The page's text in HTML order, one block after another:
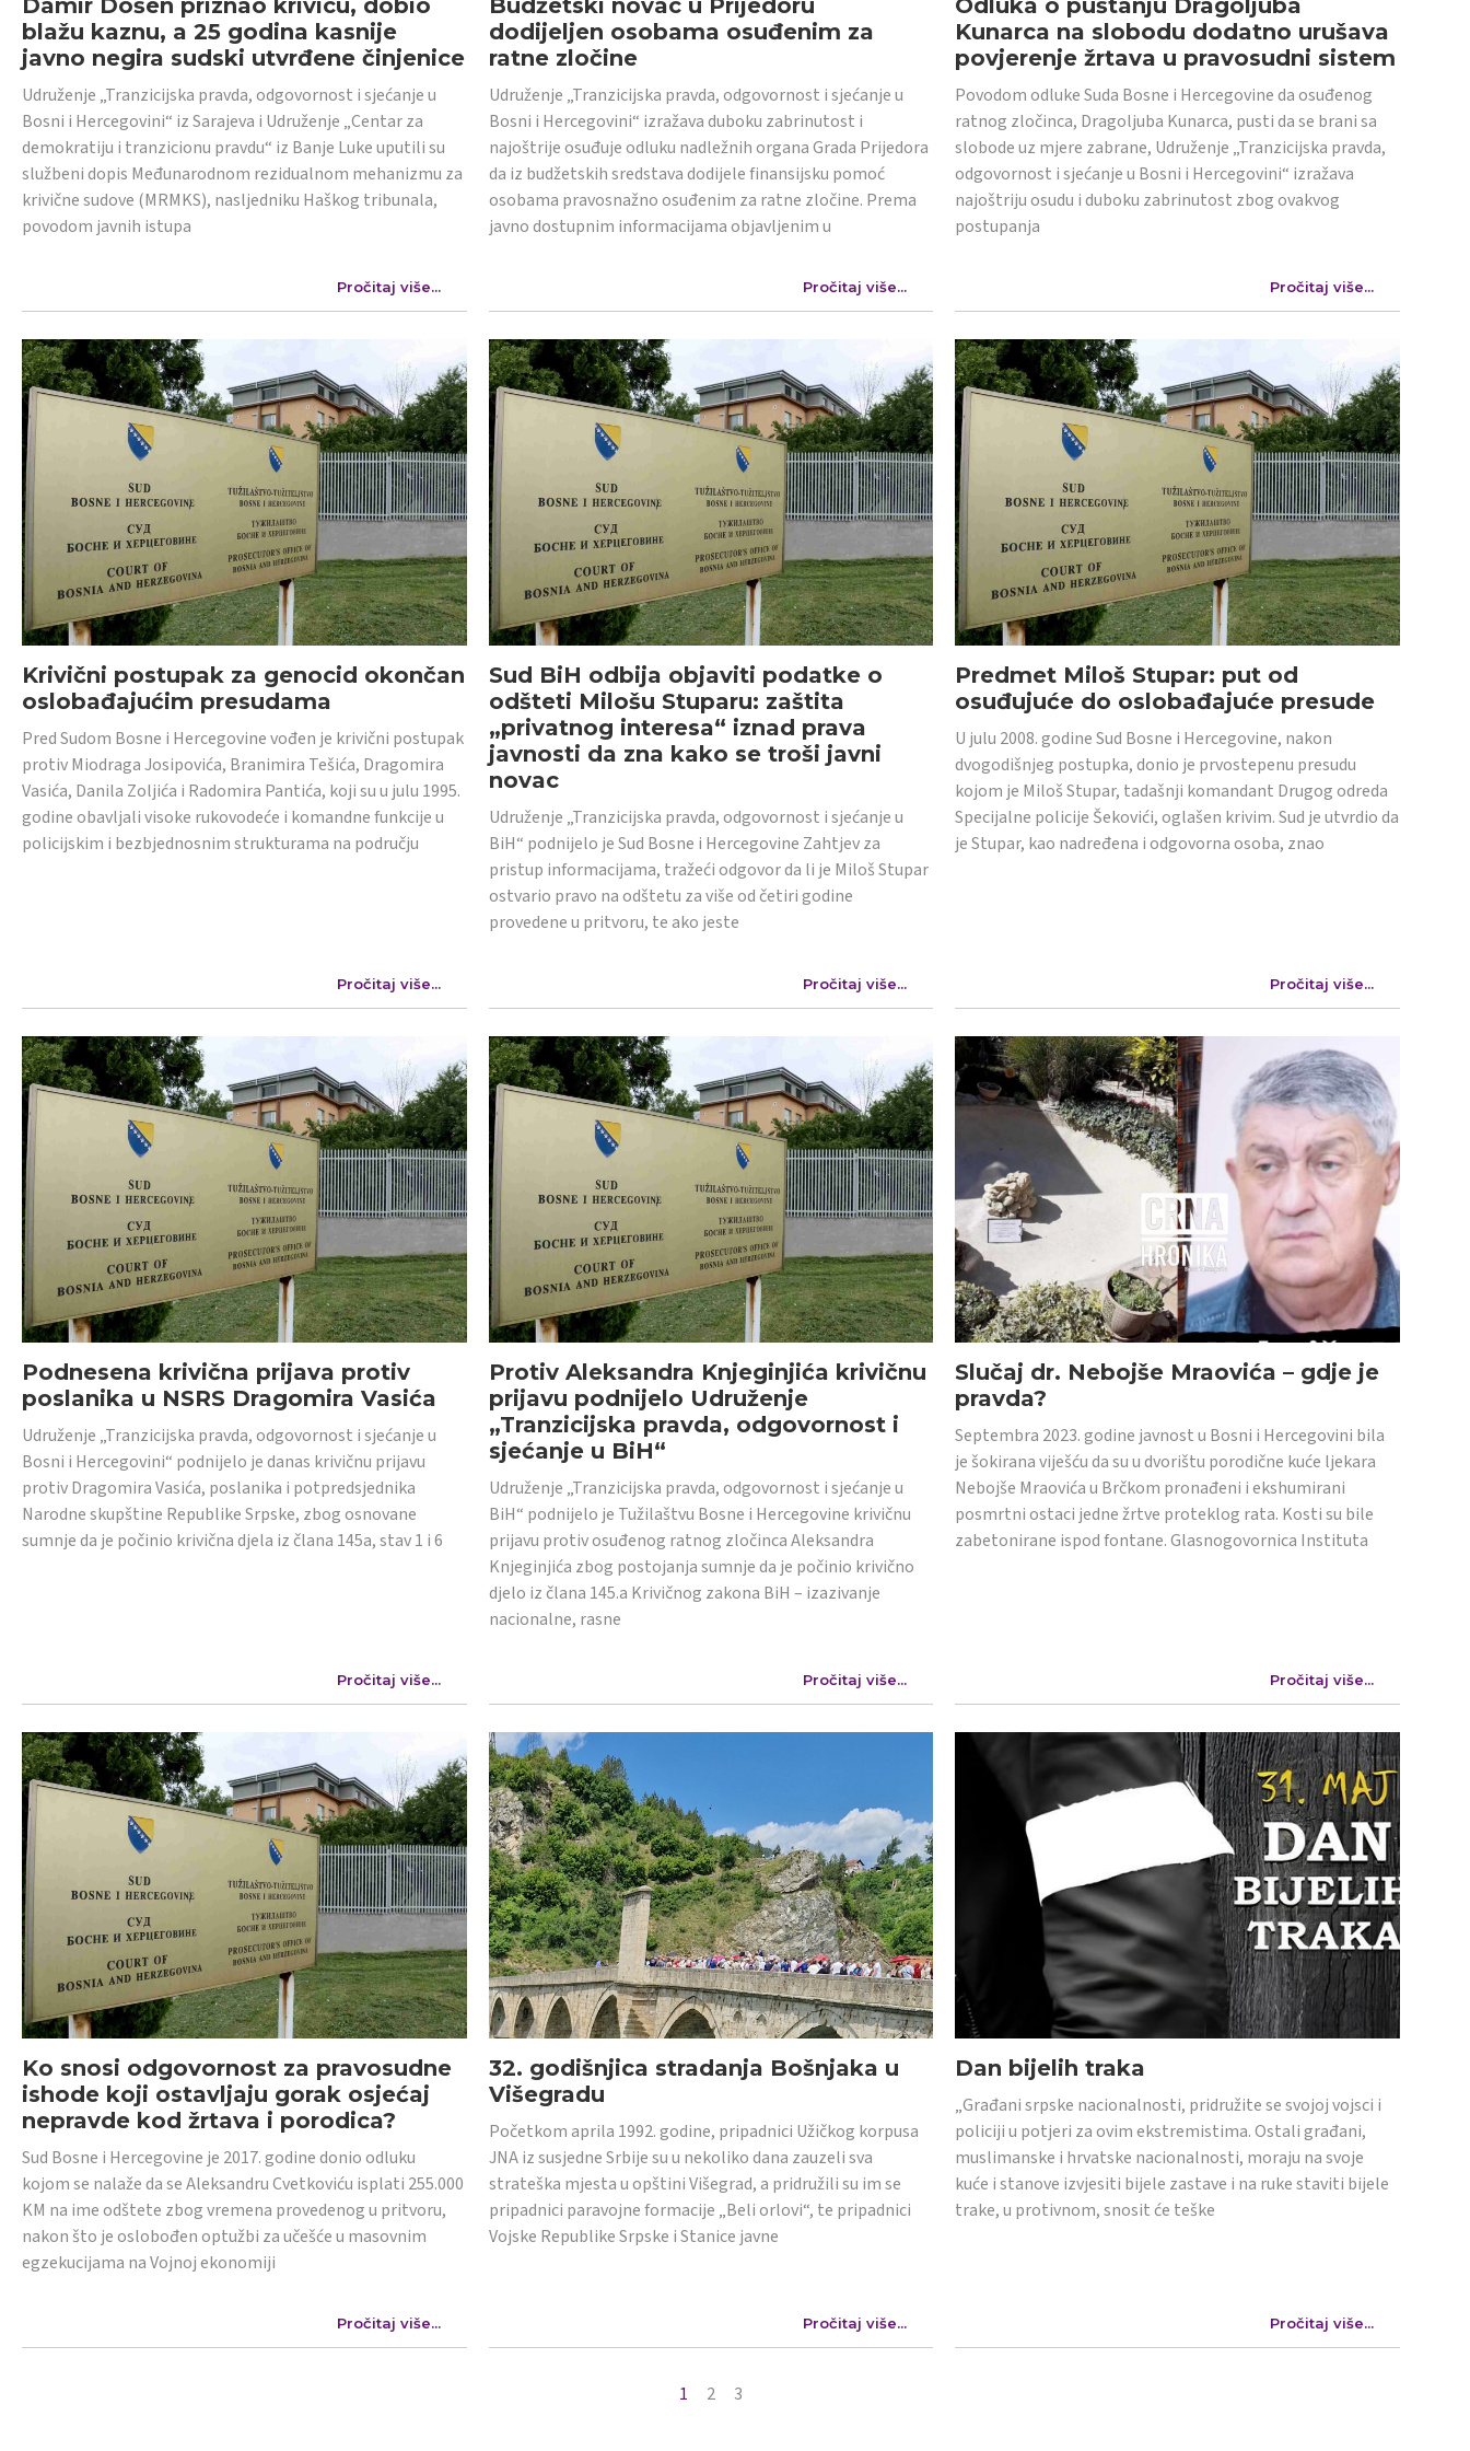
blažu kaznu, a 25 godina kasnije
javno negira sudski utvrđene činjenice
Udruženje „Tranzicijska pravda, odgovornost i sjećanje u
Bosni i Hercegovini“ iz Sarajeva i Udruženje „Centar za
demokratiju i tranzicionu pravdu“ iz Banje Luke uputili su
službeni dopis Međunarodnom rezidualnom mehanizmu za
krivične sudove (MRMKS), nasljedniku Haškog tribunala,
povodom javnih istupa
Pročitaj više...
dodijeljen osobama osuđenim za
ratne zločine
Udruženje „Tranzicijska pravda, odgovornost i sjećanje u
Bosni i Hercegovini“ izražava duboku zabrinutost i
najoštrije osuđuje odluku nadležnih organa Grada Prijedora
da iz budžetskih sredstava dodijele finansijsku pomoć
osobama pravosnažno osuđenim za ratne zločine. Prema
javno dostupnim informacijama objavljenim u
Pročitaj više...
Kunarca na slobodu dodatno urušava
povjerenje žrtava u pravosudni sistem
Povodom odluke Suda Bosne i Hercegovine da osuđenog
ratnog zločinca, Dragoljuba Kunarca, pusti da se brani sa
slobode uz mjere zabrane, Udruženje „Tranzicijska pravda,
odgovornost i sjećanje u Bosni i Hercegovini“ izražava
najoštriju osudu i duboku zabrinutost zbog ovakvog
postupanja
Pročitaj više...
Krivični postupak za genocid okončan
oslobađajućim presudama
Pred Sudom Bosne i Hercegovine vođen je krivični postupak
protiv Miodraga Josipovića, Branimira Tešića, Dragomira
Vasića, Danila Zoljića i Radomira Pantića, koji su u julu 1995.
godine obavljali visoke rukovodeće i komandne funkcije u
policijskim i bezbjednosnim strukturama na području
Pročitaj više...
Sud BiH odbija objaviti podatke o
odšteti Milošu Stuparu: zaštita
„privatnog interesa“ iznad prava
javnosti da zna kako se troši javni
novac
Udruženje „Tranzicijska pravda, odgovornost i sjećanje u
BiH“ podnijelo je Sud Bosne i Hercegovine Zahtjev za
pristup informacijama, tražeći odgovor da li je Miloš Stupar
ostvario pravo na odštetu za više od četiri godine
provedene u pritvoru, te ako jeste
Pročitaj više...
Predmet Miloš Stupar: put od
osuđujuće do oslobađajuće presude
U julu 2008. godine Sud Bosne i Hercegovine, nakon
dvogodišnjeg postupka, donio je prvostepenu presudu
kojom je Miloš Stupar, tadašnji komandant Drugog odreda
Specijalne policije Šekovići, oglašen krivim. Sud je utvrdio da
je Stupar, kao nadređena i odgovorna osoba, znao
Pročitaj više...
Podnesena krivična prijava protiv
poslanika u NSRS Dragomira Vasića
Udruženje „Tranzicijska pravda, odgovornost i sjećanje u
Bosni i Hercegovini“ podnijelo je danas krivičnu prijavu
protiv Dragomira Vasića, poslanika i potpredsjednika
Narodne skupštine Republike Srpske, zbog osnovane
sumnje da je počinio krivična djela iz člana 145a, stav 1 i 6
Pročitaj više...
Protiv Aleksandra Knjeginjića krivičnu
prijavu podnijelo Udruženje
„Tranzicijska pravda, odgovornost i
sjećanje u BiH“
Udruženje „Tranzicijska pravda, odgovornost i sjećanje u
BiH“ podnijelo je Tužilaštvu Bosne i Hercegovine krivičnu
prijavu protiv osuđenog ratnog zločinca Aleksandra
Knjeginjića zbog postojanja sumnje da je počinio krivično
djelo iz člana 145.a Krivičnog zakona BiH – izazivanje
nacionalne, rasne
Pročitaj više...
Slučaj dr. Nebojše Mraovića – gdje je
pravda?
Septembra 2023. godine javnost u Bosni i Hercegovini bila
je šokirana viješću da su u dvorištu porodične kuće ljekara
Nebojše Mraovića u Brčkom pronađeni i ekshumirani
posmrtni ostaci jedne žrtve proteklog rata. Kosti su bile
zabetonirane ispod fontane. Glasnogovornica Instituta
Pročitaj više...
Ko snosi odgovornost za pravosudne
ishode koji ostavljaju gorak osjećaj
nepravde kod žrtava i porodica?
Sud Bosne i Hercegovine je 2017. godine donio odluku
kojom se nalaže da se Aleksandru Cvetkoviću isplati 255.000
KM na ime odštete zbog vremena provedenog u pritvoru,
nakon što je oslobođen optužbi za učešće u masovnim
egzekucijama na Vojnoj ekonomiji
Pročitaj više...
32. godišnjica stradanja Bošnjaka u
Višegradu
Početkom aprila 1992. godine, pripadnici Užičkog korpusa
JNA iz susjedne Srbije su u nekoliko dana zauzeli sva
strateška mjesta u opštini Višegrad, a pridružili su im se
pripadnici paravojne formacije „Beli orlovi“, te pripadnici
Vojske Republike Srpske i Stanice javne
Pročitaj više...
Dan bijelih traka
„Građani srpske nacionalnosti, pridružite se svojoj vojsci i
policiji u potjeri za ovim ekstremistima. Ostali građani,
muslimanske i hrvatske nacionalnosti, moraju na svoje
kuće i stanove izvjesiti bijele zastave i na ruke staviti bijele
trake, u protivnom, snosit će teške
Pročitaj više...
1 2 3